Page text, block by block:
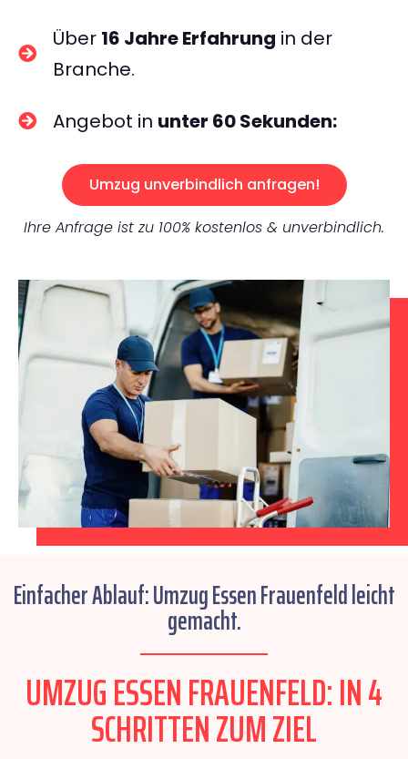
Über 16 Jahre Erfahrung in der
Branche.
Angebot in unter 60 Sekunden:
Umzug unverbindlich anfragen!
Ihre Anfrage ist zu 100% kostenlos & unverbindlich.
Einfacher Ablauf: Umzug Essen Frauenfeld leicht
gemacht.
UMZUG ESSEN FRAUENFELD: IN 4
SCHRITTEN ZUM ZIEL